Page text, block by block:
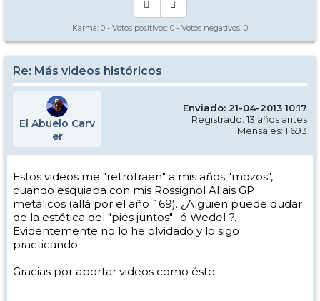
Karma: 0 - Votos positivos: 0 - Votos negativos: 0
Re: Más videos históricos
El Abuelo Carv
er
Enviado: 21-04-2013 10:17
Registrado: 13 años antes
Mensajes: 1.693
Estos videos me "retrotraen" a mis años "mozos",
cuando esquiaba con mis Rossignol Allais GP
metálicos (allá por el año `69). ¿Alguien puede dudar
de la estética del "pies juntos" -ó Wedel-?.
Evidentemente no lo he olvidado y lo sigo
practicando.
Gracias por aportar videos como éste.